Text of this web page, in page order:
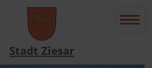
Stadt Ziesar